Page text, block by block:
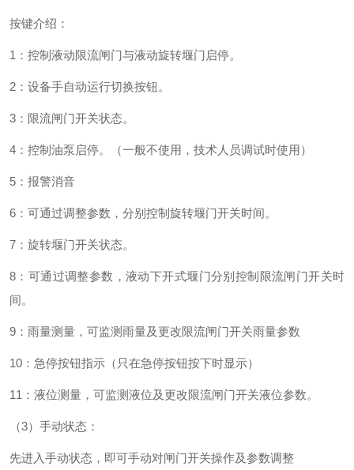
按键介绍：
1：控制液动限流闸门与液动旋转堰门启停。
2：设备手自动运行切换按钮。
3：限流闸门开关状态。
4：控制油泵启停。（一般不使用，技术人员调试时使用）
5：报警消音
6：可通过调整参数，分别控制旋转堰门开关时间。
7：旋转堰门开关状态。
8：可通过调整参数，液动下开式堰门分别控制限流闸门开关时
间。
9：雨量测量，可监测雨量及更改限流闸门开关雨量参数
10：急停按钮指示（只在急停按钮按下时显示）
11：液位测量，可监测液位及更改限流闸门开关液位参数。
（3）手动状态：
先进入手动状态，即可手动对闸门开关操作及参数调整